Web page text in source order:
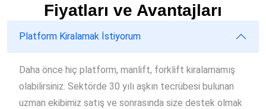
Fiyatları ve Avantajları
Platform Kiralamak İstiyorum
Daha önce hiç platform, manlift, forklift kiralamamış
olabilirsiniz. Sektörde 30 yılı aşkın tecrübesi bulunan
uzman ekibimiz satış ve sonrasında size destek olmak